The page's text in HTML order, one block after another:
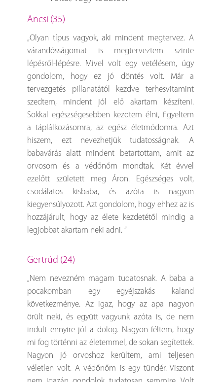
Ancsi (35)
„Olyan típus vagyok, aki mindent megtervez. A
várandósságomat is megterveztem szinte
lépésről-lépésre. Mivel volt egy vetélésem, úgy
gondolom, hogy ez jó döntés volt. Már a
tervezgetés pillanatától kezdve terhesvitamint
szedtem, mindent jól elő akartam készíteni.
Sokkal egészségesebben kezdtem élni, figyeltem
a táplálkozásomra, az egész életmódomra. Azt
hiszem, ezt nevezhetjük tudatosságnak. A
babavárás alatt mindent betartottam, amit az
orvosom és a védőnőm mondtak. Két évvel
ezelőtt született meg Áron. Egészséges volt,
csodálatos kisbaba, és azóta is nagyon
kiegyensúlyozott. Azt gondolom, hogy ehhez az is
hozzájárult, hogy az élete kezdetétől mindig a
legjobbat akartam neki adni. ”
Gertrúd (24)
„Nem nevezném magam tudatosnak. A baba a
pocakomban egy egyéjszakás kaland
következménye. Az igaz, hogy az apa nagyon
örült neki, és együtt vagyunk azóta is, de nem
indult ennyire jól a dolog. Nagyon féltem, hogy
mi fog történni az életemmel, de sokan segítettek.
Nagyon jó orvoshoz kerültem, ami teljesen
véletlen volt. A védőnőm is egy tündér. Viszont